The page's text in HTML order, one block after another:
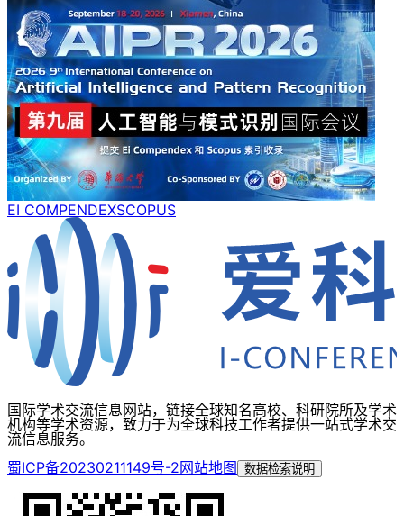
EI COMPENDEXSCOPUS
国际学术交流信息网站，链接全球知名高校、科研院所及学术
机构等学术资源，致力于为全球科技工作者提供一站式学术交
流信息服务。
蜀ICP备20230211149号-2网站地图 数据检索说明